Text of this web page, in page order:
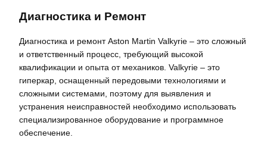
Диагностика и Ремонт
Диагностика и ремонт Aston Martin Valkyrie – это сложный
и ответственный процесс, требующий высокой
квалификации и опыта от механиков. Valkyrie – это
гиперкар, оснащенный передовыми технологиями и
сложными системами, поэтому для выявления и
устранения неисправностей необходимо использовать
специализированное оборудование и программное
обеспечение.